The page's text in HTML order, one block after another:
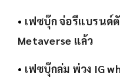
• เฟซบุ๊ก จ่อรีแบรนด์
Metaverse แล้ว
• เฟซบุ๊กล่ม พ่วง IG